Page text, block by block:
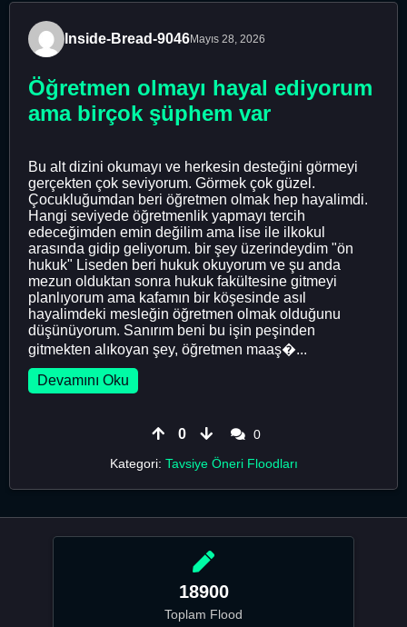
Inside-Bread-9046Mayıs 28, 2026
Öğretmen olmayı hayal ediyorum
ama birçok şüphem var
Bu alt dizini okumayı ve herkesin desteğini görmeyi
gerçekten çok seviyorum. Görmek çok güzel.
Çocukluğumdan beri öğretmen olmak hep hayalimdi.
Hangi seviyede öğretmenlik yapmayı tercih
edeceğimden emin değilim ama lise ile ilkokul
arasında gidip geliyorum. bir şey üzerindeydim "ön
hukuk" Liseden beri hukuk okuyorum ve şu anda
mezun olduktan sonra hukuk fakültesine gitmeyi
planlıyorum ama kafamın bir köşesinde asıl
hayalimdeki mesleğin öğretmen olmak olduğunu
düşünüyorum. Sanırım beni bu işin peşinden
gitmekten alıkoyan şey, öğretmen maaş�...
Devamını Oku
0
0
Kategori: Tavsiye Öneri Floodları
18900
Toplam Flood